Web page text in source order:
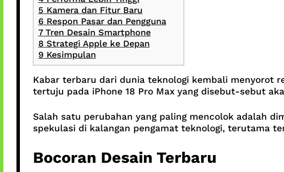
5 Kamera dan Fitur Baru
6 Respon Pasar dan Pengguna
7Tren Desain Smartphone
8 Strategi Apple ke Depan
9 Kesimpulan
Kabar terbaru dari dunia teknologi kembali menyorot
tertuju pada iPhone 18 Pro Max yang disebut-sebut
Salah satu perubahan yang paling mencolok adalah
spekulasi di kalangan pengamat teknologi, terutama
Bocoran Desain Terbaru